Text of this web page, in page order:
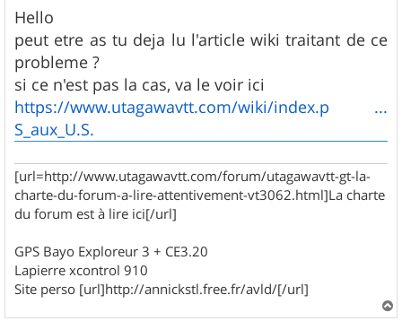
s
s
a
g
e
Hello
peut etre as tu deja lu l'article wiki traitant de ce
probleme ?
si ce n'est pas la cas, va le voir ici
https://www.utagawavtt.com/wiki/index.p ...
S_aux_U.S.
[url=http://www.utagawavtt.com/forum/utagawavtt-gt-la-
charte-du-forum-a-lire-attentivement-vt3062.html]La charte
du forum est à lire ici[/url]
GPS Bayo Exploreur 3 + CE3.20
Lapierre xcontrol 910
Site perso [url]http://annickstl.free.fr/avld/[/url]